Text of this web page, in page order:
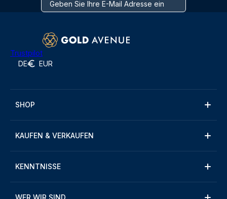
Trustpilot
DE EUR
SHOP
KAUFEN & VERKAUFEN
KENNTNISSE
WER WIR SIND